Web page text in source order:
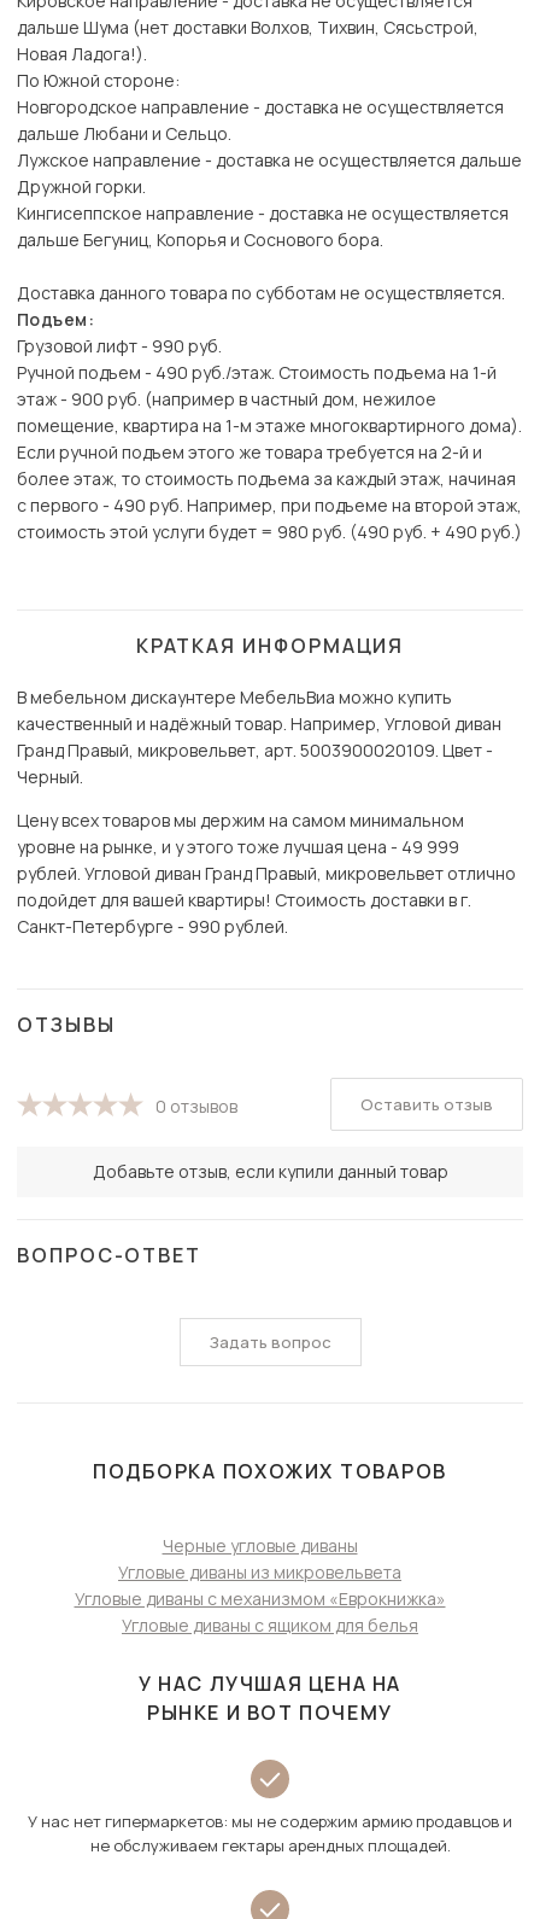
дальше Шума (нет доставки Волхов, Тихвин, Сясьстрой,
Новая Ладога!).
По Южной стороне:
Новгородское направление - доставка не осуществляется
дальше Любани и Сельцо.
Лужское направление - доставка не осуществляется дальше
Дружной горки.
Кингисеппское направление - доставка не осуществляется
дальше Бегуниц, Копорья и Соснового бора.
Доставка данного товара по субботам не осуществляется.
Подъем:
Грузовой лифт - 990 руб.
Ручной подъем - 490 руб./этаж. Стоимость подъема на 1-й
этаж - 900 руб. (например в частный дом, нежилое
помещение, квартира на 1-м этаже многоквартирного дома).
Если ручной подъем этого же товара требуется на 2-й и
более этаж, то стоимость подъема за каждый этаж, начиная
с первого - 490 руб. Например, при подъеме на второй этаж,
стоимость этой услуги будет = 980 руб. (490 руб. + 490 руб.)
КРАТКАЯ ИНФОРМАЦИЯ
В мебельном дискаунтере МебельВиа можно купить
качественный и надёжный товар. Например, Угловой диван
Гранд Правый, микровельвет, арт. 5003900020109. Цвет -
Черный.
Цену всех товаров мы держим на самом минимальном
уровне на рынке, и у этого тоже лучшая цена - 49 999
рублей. Угловой диван Гранд Правый, микровельвет отлично
подойдет для вашей квартиры! Стоимость доставки в г.
Санкт-Петербурге - 990 рублей.
ОТЗЫВЫ
0 отзывов
Добавьте отзыв, если купили данный товар
Оставить отзыв
ВОПРОС-ОТВЕТ
Задать вопрос
ПОДБОРКА ПОХОЖИХ ТОВАРОВ
Черные угловые диваны
Угловые диваны из микровельвета
Угловые диваны с механизмом «Еврокнижка»
Угловые диваны с ящиком для белья
У НАС ЛУЧШАЯ ЦЕНА НА
РЫНКЕ И ВОТ ПОЧЕМУ
У нас нет гипермаркетов: мы не содержим армию продавцов и
не обслуживаем гектары арендных площадей.